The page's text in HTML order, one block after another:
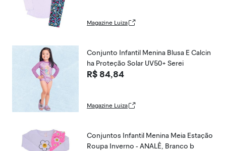
Magazine Luiza
Conjunto Infantil Menina Blusa E Calcin
ha Proteção Solar UV50+ Serei
R$ 84,84
Magazine Luiza
Conjuntos Infantil Menina Meia Estação
Roupa Inverno - ANALÊ, Branco b